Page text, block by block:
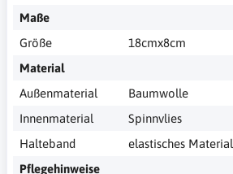
Maße
Größe
18cmx8cm
Material
Außenmaterial
Baumwolle
Innenmaterial
Spinnvlies
Halteband
elastisches Material
Pflegehinweise